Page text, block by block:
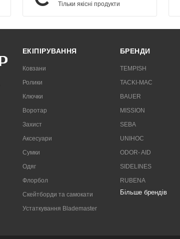
Тільки якісні продукти
ЕКІПІРУВАННЯ
Ковзани
Ролики
Ключки
Воротар
Захист
Аксесуари
Сумки
Одяг
Флорбол
Скейтборди та самокати
Устаткування Blademaster
БРЕНДИ
TEMPISH
TACKI-MAC
BAUER
MISSION
SEBA
UNIHOC
ODOR- AID
SIDELINES
RUBENA
Більше брендів